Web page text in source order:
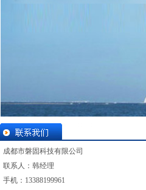
成都市磐固科技有限公司
联系人：韩经理
手机： 13388199961